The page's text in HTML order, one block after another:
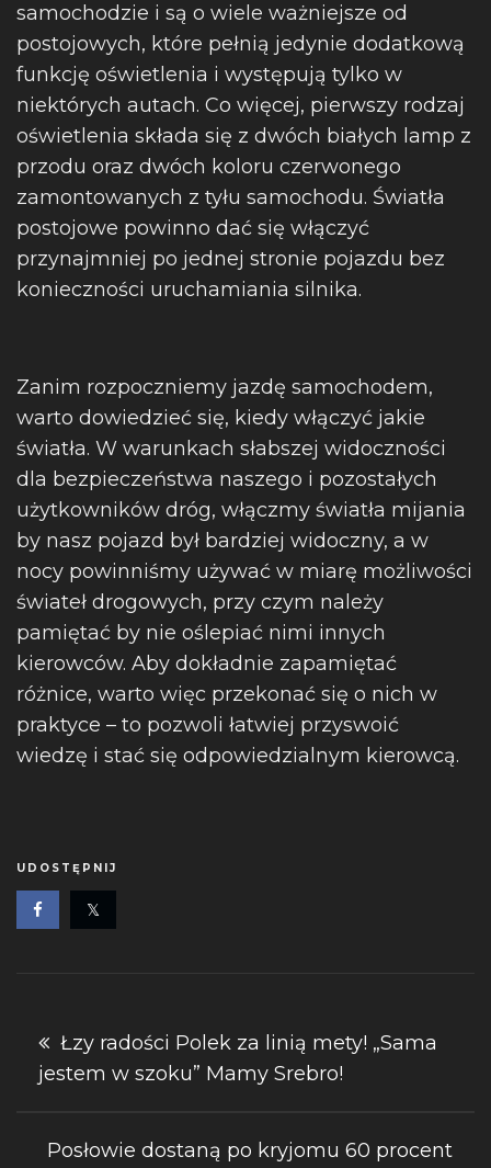
samochodzie i są o wiele ważniejsze od
postojowych, które pełnią jedynie dodatkową
funkcję oświetlenia i występują tylko w
niektórych autach. Co więcej, pierwszy rodzaj
oświetlenia składa się z dwóch białych lamp z
przodu oraz dwóch koloru czerwonego
zamontowanych z tyłu samochodu. Światła
postojowe powinno dać się włączyć
przynajmniej po jednej stronie pojazdu bez
konieczności uruchamiania silnika.
Zanim rozpoczniemy jazdę samochodem,
warto dowiedzieć się, kiedy włączyć jakie
światła. W warunkach słabszej widoczności
dla bezpieczeństwa naszego i pozostałych
użytkowników dróg, włączmy światła mijania
by nasz pojazd był bardziej widoczny, a w
nocy powinniśmy używać w miarę możliwości
świateł drogowych, przy czym należy
pamiętać by nie oślepiać nimi innych
kierowców. Aby dokładnie zapamiętać
różnice, warto więc przekonać się o nich w
praktyce – to pozwoli łatwiej przyswoić
wiedzę i stać się odpowiedzialnym kierowcą.
UDOSTĘPNIJ
Nawigacja
wpisu
Łzy radości Polek za linią mety! „Sama
jestem w szoku” Mamy Srebro!
Posłowie dostaną po kryjomu 60 procent